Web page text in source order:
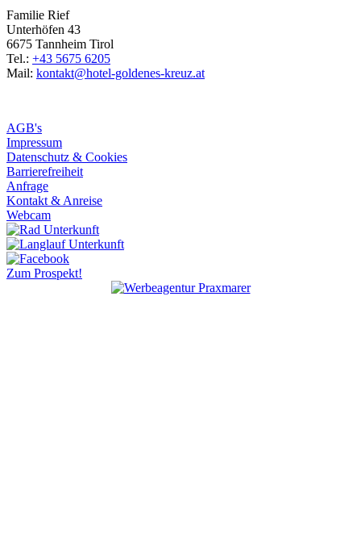
Familie Rief
Unterhöfen 43
6675 Tannheim Tirol
Tel.: +43 5675 6205
Mail: kontakt@hotel-goldenes-kreuz.at
AGB's
Impressum
Datenschutz & Cookies
Barrierefreiheit
Anfrage
Kontakt & Anreise
Webcam
Zum Prospekt!